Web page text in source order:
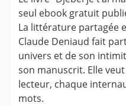
seul ebook gratuit
La littérature partagée
Claude Deniaud fait
univers et de son
son manuscrit. Elle
lecteur, chaque
mots.